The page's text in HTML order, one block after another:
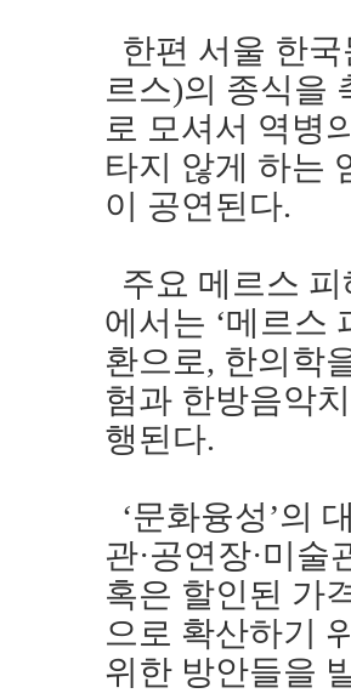
한편 서울 한
르스)의 종식을
로 모셔서 역병
타지 않게 하는
이 공연된다.
주요 메르스
에서는 ‘메르스
환으로, 한의학
험과 한방음악
행된다.
‘문화융성’의
관·공연장·미술
혹은 할인된 가
으로 확산하기
위한 방안들을